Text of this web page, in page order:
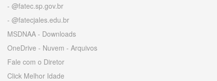
- @fatec.sp.gov.br
- @fatecjales.edu.br
MSDNAA - Downloads
OneDrive - Nuvem - Arquivos
Fale com o Diretor
Click Melhor Idade